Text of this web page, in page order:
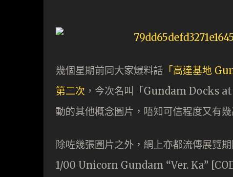
幾個星期前同大家爆料話 「高達基地
第二次 ，今次名叫「Gundam Docks
動的其他概念圖片，唔知可信程度又有幾
除咗幾張圖片之外，網上亦都流傳展覽
1/00 Unicorn Gundam “Ver. Ka”